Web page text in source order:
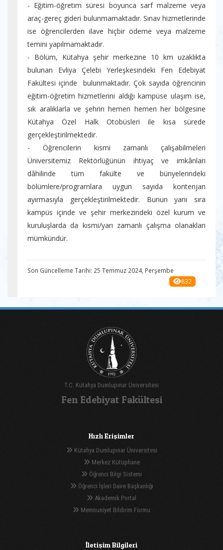
- Eğitim-öğretim süresi boyunca sarf malzeme veya
araç-gereç gideri bulunmamaktadır. Sınav hizmetlerinde
ise öğrencilerden ilave hiçbir ödeme veya malzeme
temini yapılmamaktadır.
- Bölüm, Kütahya şehir merkezine 10 km uzaklıkta
bulunan Evliya Çelebi Yerleşkesindeki Fen Edebiyat
Fakültesi içinde bulunmaktadır. Çok sayıda öğrencinin
eğitim-öğretim hizmetlerini aldığı kampüse ulaşım ise,
sık aralıklarla ve şehrin hemen hemen her bölgesine
Kütahya Özel Halk Otobüsleri ile kısa sürede
gerçekleştirilmektedir.
- Öğrencilerin kısmi zamanlı çalışabilmeleri
Üniversitemiz Rektörlüğünün ihtiyaç ve imkânları
dâhilinde tüm fakülte ve bünyelerindeki
bölümlere/programlara uygun sayıda kontenjan
ayırmasıyla gerçekleştirilmektedir. Bunun yanı sıra
kampüs içinde ve şehir merkezindeki özel kurum ve
kuruluşlarda da kısmi/yarı zamanlı çalışma olanakları
mümkündür.
Son Güncelleme Tarihi: 25 Temmuz 2024, Perşembe
832
T.C. Kütahya Dumlupınar Üniversitesi
Fen Edebiyat Fakültesi
Hızlı Erişimler
Kütahya Dumlupınar Üniversitesi
Merkez Kütüphane
Öğrenci Bilgi Sistemi
Öğrenci İşleri Daire Başkanlığı
Akademik Portal
Memnuniyet Bildirim Formu
İletişim Bilgileri